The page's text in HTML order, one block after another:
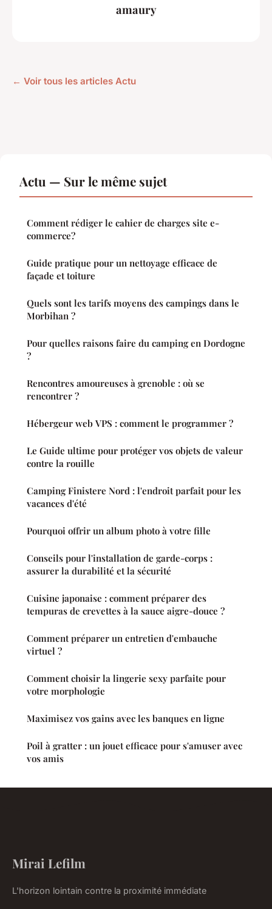
amaury
← Voir tous les articles Actu
Actu — Sur le même sujet
Comment rédiger le cahier de charges site e-
commerce?
Guide pratique pour un nettoyage efficace de
façade et toiture
Quels sont les tarifs moyens des campings dans le
Morbihan ?
Pour quelles raisons faire du camping en Dordogne
?
Rencontres amoureuses à grenoble : où se
rencontrer ?
Hébergeur web VPS : comment le programmer ?
Le Guide ultime pour protéger vos objets de valeur
contre la rouille
Camping Finistere Nord : l'endroit parfait pour les
vacances d'été
Pourquoi offrir un album photo à votre fille
Conseils pour l'installation de garde-corps :
assurer la durabilité et la sécurité
Cuisine japonaise : comment préparer des
tempuras de crevettes à la sauce aigre-douce ?
Comment préparer un entretien d'embauche
virtuel ?
Comment choisir la lingerie sexy parfaite pour
votre morphologie
Maximisez vos gains avec les banques en ligne
Poil à gratter : un jouet efficace pour s'amuser avec
vos amis
Mirai Lefilm
L'horizon lointain contre la proximité immédiate